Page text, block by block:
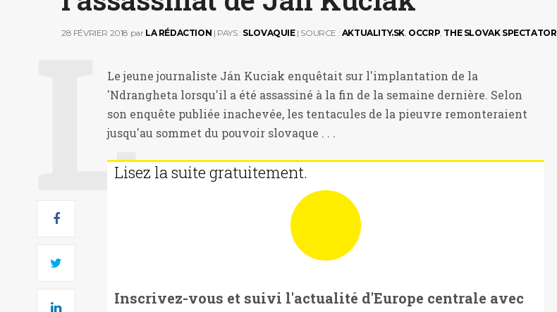
28 FÉVRIER 2018 par LA RÉDACTION | PAYS : SLOVAQUIE| SOURCE : AKTUALITY.SK, OCCRP, THE SLOVAK SPECTATOR
Le jeune journaliste Ján Kuciak enquêtait sur l'implantation de la
'Ndrangheta lorsqu'il a été assassiné à la fin de la semaine dernière. Selon
son enquête publiée inachevée, les tentacules de la pieuvre remonteraient
jusqu'au sommet du pouvoir slovaque . . .
Lisez la suite gratuitement.
Inscrivez-vous et suivi l'actualité d'Europe centrale avec